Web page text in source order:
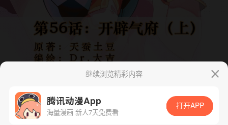
App免费看
继续浏览精彩内容
腾讯动漫App
海量漫画 新人7天免费看
打开APP